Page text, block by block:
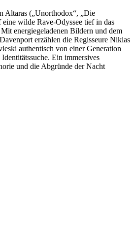
Altaras („Unorthodox“, „Die
wilde Rave-Odyssee tief in das
energiegeladenen Bildern und dem
erzählen die Regisseure Nikias
authentisch von einer Generation
Ein immersives
und die Abgründe der Nacht